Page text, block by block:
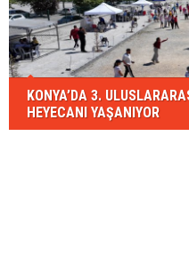
KONYA’DA 3.
HEYECANI YAŞANIYOR